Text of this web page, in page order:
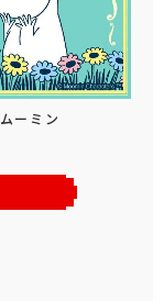
ムーミン